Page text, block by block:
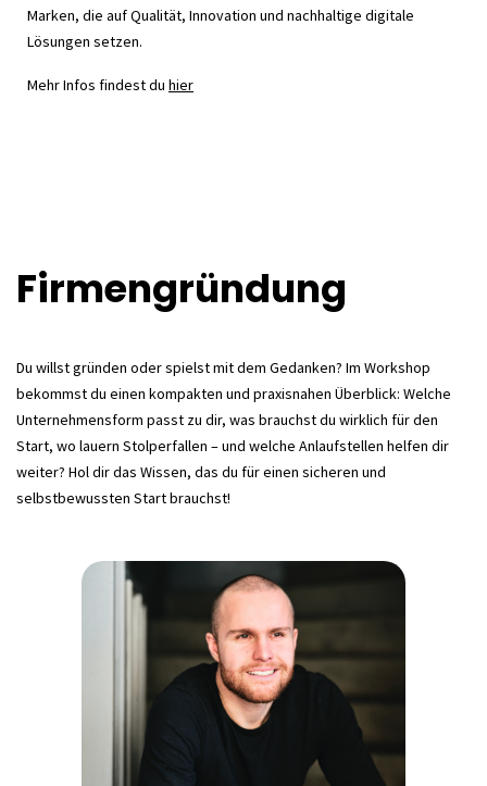
Marken, die auf Qualität, Innovation und nachhaltige digitale
Lösungen setzen.
Mehr Infos findest du hier
Firmengründung
Du willst gründen oder spielst mit dem Gedanken? Im Workshop
bekommst du einen kompakten und praxisnahen Überblick: Welche
Unternehmensform passt zu dir, was brauchst du wirklich für den
Start, wo lauern Stolperfallen – und welche Anlaufstellen helfen dir
weiter? Hol dir das Wissen, das du für einen sicheren und
selbstbewussten Start brauchst!